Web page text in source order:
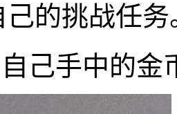
的挑战任务
己手中的